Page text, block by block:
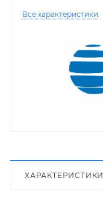
Все характеристики
ХАРАКТЕРИСТИКИ